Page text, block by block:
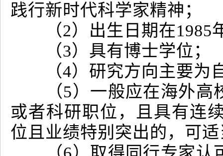
践行新时代科学家精神；
（2）出生日期在1985
（3）具有博士学位；
（4）研究方向主要为
（5）一般应在海外高
或者科研职位，且具有连
位且业绩特别突出的，可